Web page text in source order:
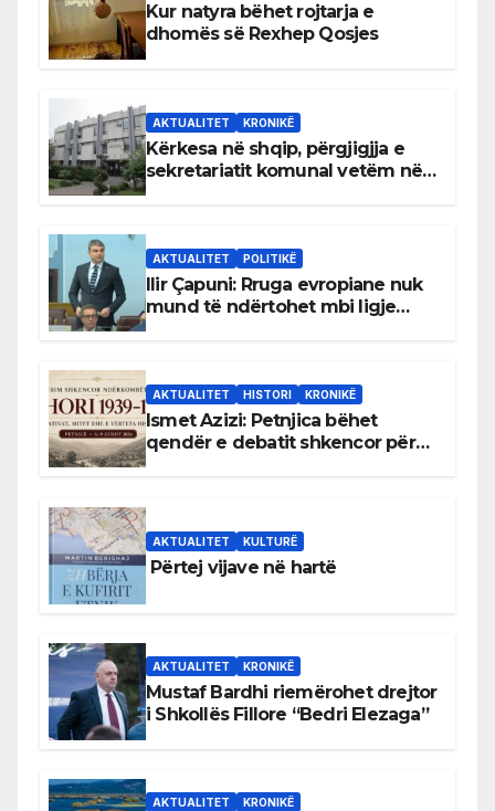
Kur natyra bëhet rojtarja e
dhomës së Rexhep Qosjes
AKTUALITET KRONIKË
Kërkesa në shqip, përgjigjja e
sekretariatit komunal vetëm në
AKTUALITET POLITIKË
Ilir Çapuni: Rruga evropiane nuk
mund të ndërtohet mbi ligje
AKTUALITET HISTORI KRONIKË
Ismet Azizi: Petnjica bëhet
qendër e debatit shkencor për
AKTUALITET KULTURË
Përtej vijave në hartë
AKTUALITET KRONIKË
Mustaf Bardhi riemërohet drejtor
i Shkollës Fillore “Bedri Elezaga”
AKTUALITET KRONIKË